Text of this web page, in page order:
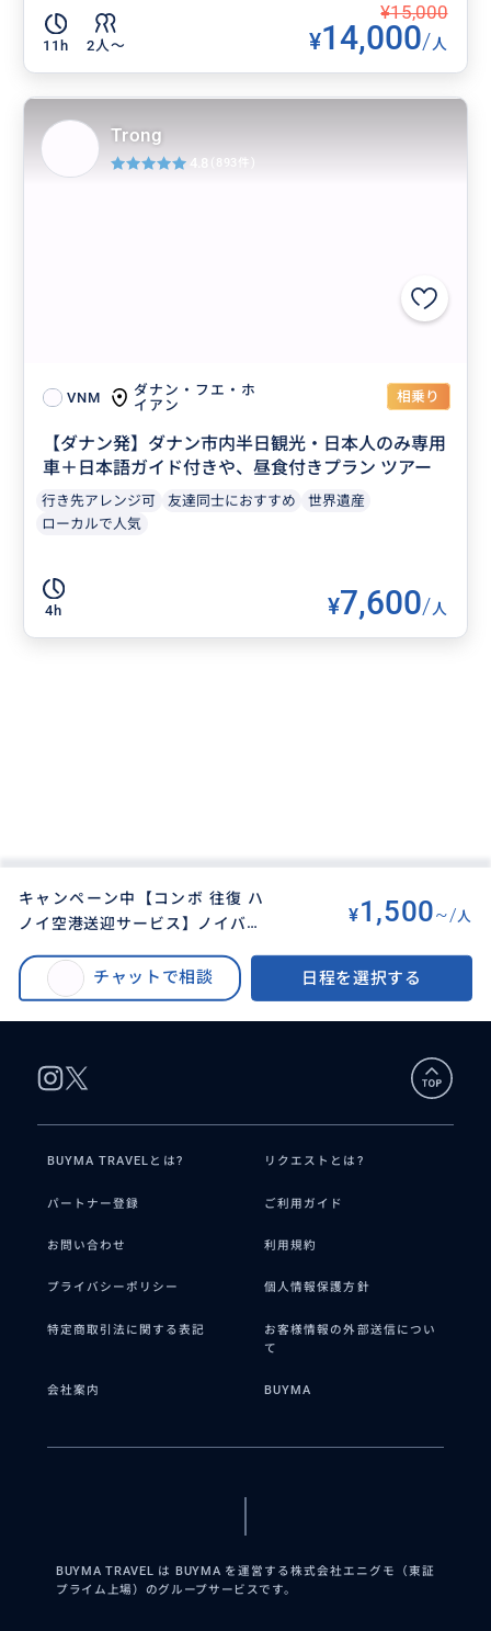
11h 2人〜
¥15,000
¥14,000/人
VNM
ダナン・フエ・ホ
イアン
相乗り
【ダナン発】ダナン市内半日観光・日本人のみ専用
車＋日本語ガイド付きや、昼食付きプラン ツアー
行き先アレンジ可 友達同士におすすめ
世界遺産
ローカルで人気
4h ¥7,600/人
Trong
4.8 (893件)
キャンペーン中【コンボ 往復 ハ
ノイ空港送迎サービス】ノイバイ
¥1,500~/ 人
チャットで相談 日程を選択する
キャンペーン中【コンボ 往復 ハノイ空港送迎サービス】ノイバイ空港 ⇆ ハ
ノイ市内
BUYMA TRAVELとは? リクエストとは?
パートナー登録 ご利用ガイド
お問い合わせ 利用規約
プライバシーポリシー 個人情報保護方針
特定商取引法に関する表記
お客様情報の外部送信につい
て
会社案内 BUYMA
BUYMA TRAVEL は BUYMA を運営する株式会社エニグモ（東証
プライム上場）のグループサービスです。